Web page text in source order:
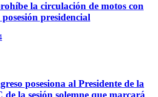
la circulación de motos con
presidencial
posesiona al Presidente de la
la sesión solemne que marcará